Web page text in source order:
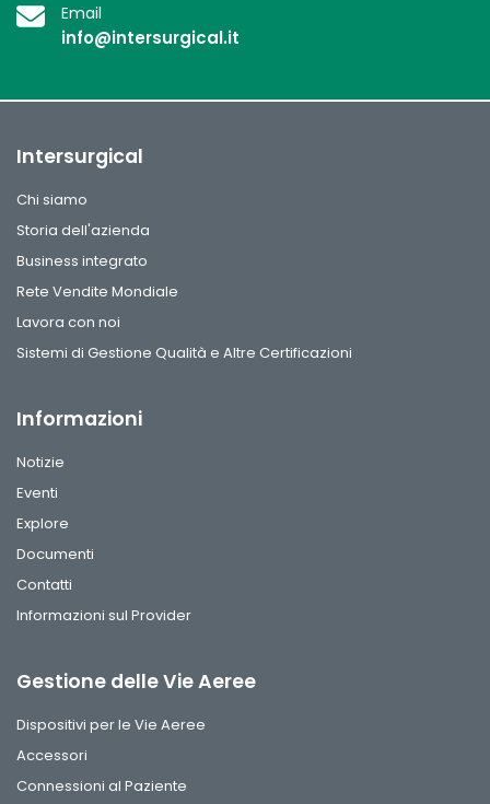
Email
info@intersurgical.it
Intersurgical
Chi siamo
Storia dell'azienda
Business integrato
Rete Vendite Mondiale
Lavora con noi
Sistemi di Gestione Qualità e Altre Certificazioni
Informazioni
Notizie
Eventi
Explore
Documenti
Contatti
Informazioni sul Provider
Gestione delle Vie Aeree
Dispositivi per le Vie Aeree
Accessori
Connessioni al Paziente